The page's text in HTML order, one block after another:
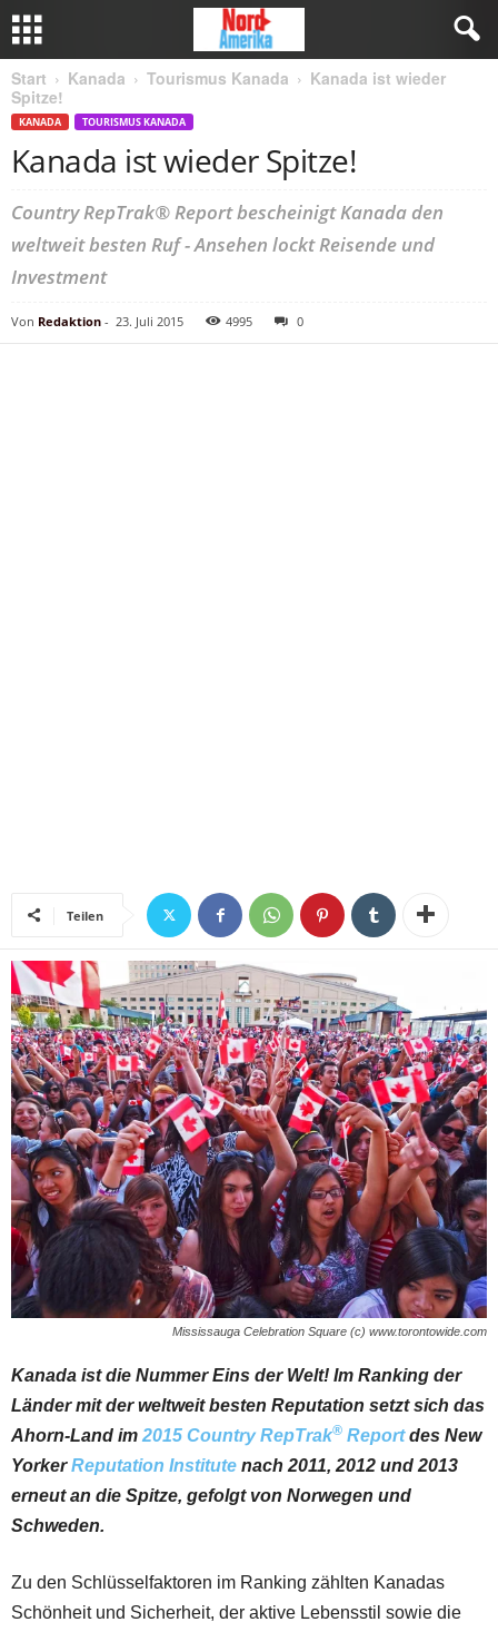
Start Kanada Tourismus Kanada
Kanada ist wieder
Spitze!
KANADA TOURISMUS KANADA
Kanada ist wieder Spitze!
Country RepTrak® Report bescheinigt Kanada den
weltweit besten Ruf - Ansehen lockt Reisende und
Investment
Von Redaktion - 23. Juli 2015 4995 0
Teilen
Mississauga Celebration Square (c) www.torontowide.com
Kanada ist die Nummer Eins der Welt! Im Ranking der
Länder mit der weltweit besten Reputation setzt sich das
Ahorn-Land im 2015 Country RepTrak® Reportdes New
YorkerReputation Institute nach 2011, 2012 und 2013
erneut an die Spitze, gefolgt von Norwegen und
Schweden.
Zu den Schlüsselfaktoren im Ranking zählten Kanadas
Schönheit und Sicherheit, der aktive Lebensstil sowie die